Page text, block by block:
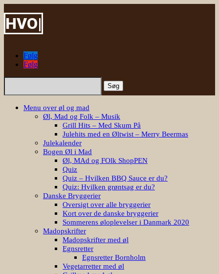
HVOR
Følg
Følg
Søg
Menu over øl og mad
Øl, Mad og Folk – Musik
Grill Hits – Med Skum På
Julehits med en Øltwist – Merry Beermas
Julekalender
Bogen Øl i Mad
Øl, MAd og FOlk ShopPEN
Quiz
Quiz – Hvilken BBQ Sauce er du?
Quiz: Hvilken grøntsag er du?
Danske Bryggerier
Oversigt over alle bryggerier
Kort over de danske bryggerier
Sommerens øloplevelser i Danmark 2020
Madopskrifter
Madopskrifter med øl
Egnsretter
Egnsretter Bornholm
Vegetarretter med øl